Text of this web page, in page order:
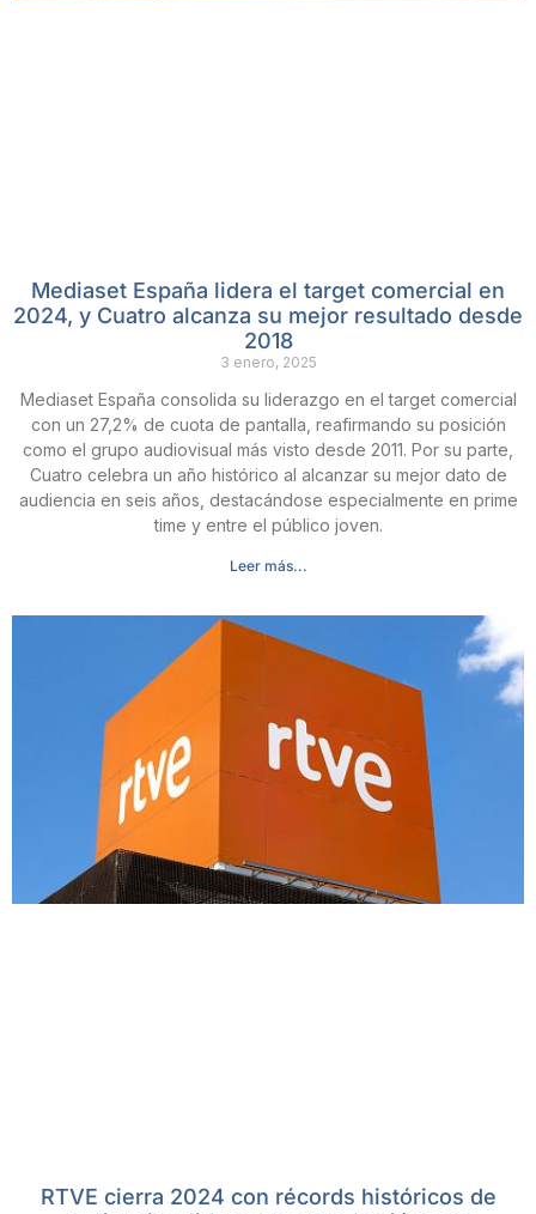
Mediaset España lidera el target comercial en
2024, y Cuatro alcanza su mejor resultado desde
2018
3 enero, 2025
Mediaset España consolida su liderazgo en el target comercial
con un 27,2% de cuota de pantalla, reafirmando su posición
como el grupo audiovisual más visto desde 2011. Por su parte,
Cuatro celebra un año histórico al alcanzar su mejor dato de
audiencia en seis años, destacándose especialmente en prime
time y entre el público joven.
Leer más...
RTVE cierra 2024 con récords históricos de